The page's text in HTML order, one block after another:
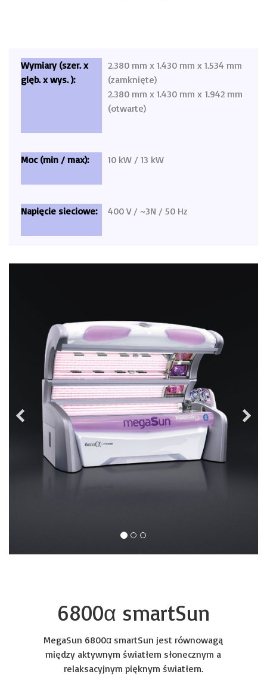
2.380 mm x 1.430 mm x 1.534 mm
(zamknięte)
2.380 mm x 1.430 mm x 1.942 mm
(otwarte)
10 kW / 13 kW
400 V / ~3N / 50 Hz
6800α smartSun
MegaSun 6800α smartSun jest równowagą
między aktywnym światłem słonecznym a
relaksacyjnym pięknym światłem.